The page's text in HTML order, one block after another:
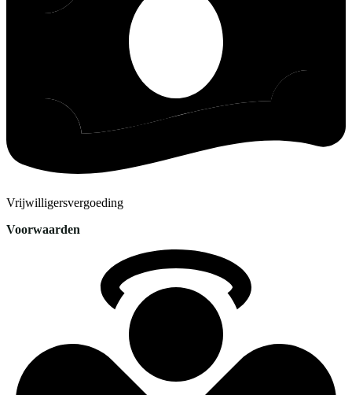
Vrijwilligersvergoeding
Voorwaarden